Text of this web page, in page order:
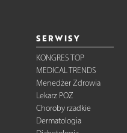
SERWISY
KONGRES TOP
MEDICAL TRENDS
Menedżer Zdrowia
Lekarz POZ
Choroby rzadkie
Dermatologia